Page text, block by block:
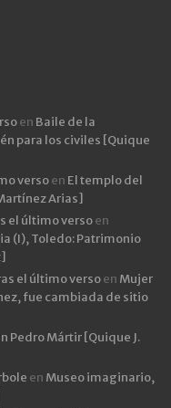
en Baile de la
para los civiles [Quique
versoen El templo del
Arias]
el último versoen
(I), Toledo: Patrimonio
el último versoen Mujer
fue cambiada de sitio
Pedro Mártir [Quique J.
en Museo imaginario,